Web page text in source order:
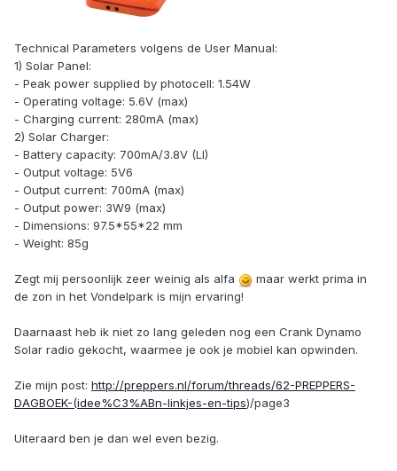
Technical Parameters volgens de User Manual:
1) Solar Panel:
- Peak power supplied by photocell: 1.54W
- Operating voltage: 5.6V (max)
- Charging current: 280mA (max)
2) Solar Charger:
- Battery capacity: 700mA/3.8V (LI)
- Output voltage: 5V6
- Output current: 700mA (max)
- Output power: 3W9 (max)
- Dimensions: 97.5*55*22 mm
- Weight: 85g
Zegt mij persoonlijk zeer weinig als alfa
maar werkt prima in
de zon in het Vondelpark is mijn ervaring!
Daarnaast heb ik niet zo lang geleden nog een Crank Dynamo
Solar radio gekocht, waarmee je ook je mobiel kan opwinden.
Zie mijn post: http://preppers.nl/forum/threads/62-PREPPERS-
DAGBOEK-(idee%C3%ABn-linkjes-en-tips)/page3
Uiteraard ben je dan wel even bezig.